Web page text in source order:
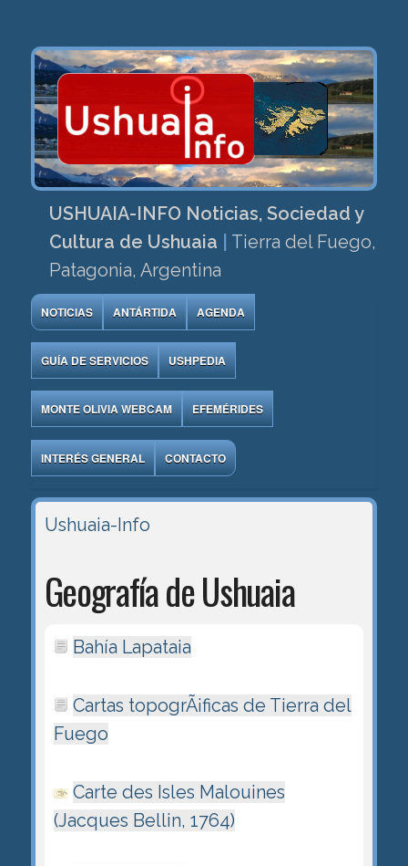
USHUAIA-INFO Noticias, Sociedad y
Cultura de Ushuaia
Tierra del Fuego,
Patagonia, Argentina
NOTICIAS ANTÁRTIDA AGENDA
GUÍA DE SERVICIOS USHPEDIA
MONTE OLIVIA WEBCAM EFEMÉRIDES
INTERÉS GENERAL CONTACTO
Ushuaia-Info
Geografía de Ushuaia
Bahía Lapataia
Cartas topogrÃ¡ficas de Tierra del
Fuego
Carte des Isles Malouines
(Jacques Bellin, 1764)